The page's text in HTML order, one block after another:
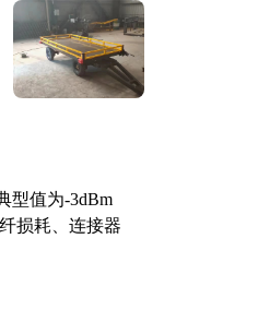
型值为-3dBm
损耗、连接器